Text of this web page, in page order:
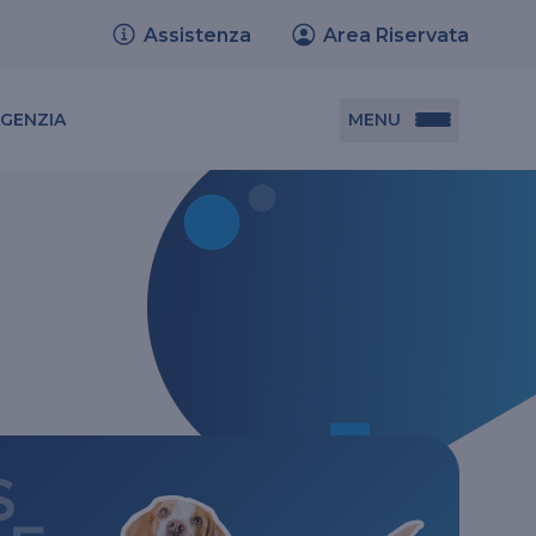
Assistenza Area Riservata
MENU
Documenti utili
Set informativi dei prodotti
Trasferimento polizze
Relazione sulla solvibilità e condizione